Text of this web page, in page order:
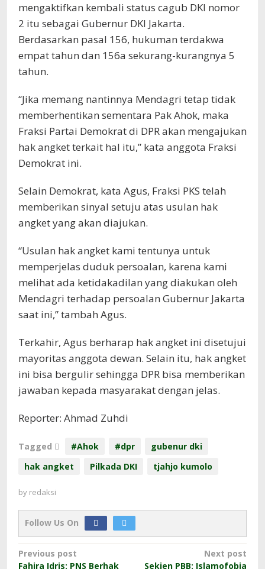
mengaktifkan kembali status cagub DKI nomor
2 itu sebagai Gubernur DKI Jakarta.
Berdasarkan pasal 156, hukuman terdakwa
empat tahun dan 156a sekurang-kurangnya 5
tahun.
“Jika memang nantinnya Mendagri tetap tidak
memberhentikan sementara Pak Ahok, maka
Fraksi Partai Demokrat di DPR akan mengajukan
hak angket terkait hal itu,” kata anggota Fraksi
Demokrat ini.
Selain Demokrat, kata Agus, Fraksi PKS telah
memberikan sinyal setuju atas usulan hak
angket yang akan diajukan.
“Usulan hak angket kami tentunya untuk
memperjelas duduk persoalan, karena kami
melihat ada ketidakadilan yang diakukan oleh
Mendagri terhadap persoalan Gubernur Jakarta
saat ini,” tambah Agus.
Terkahir, Agus berharap hak angket ini disetujui
mayoritas anggota dewan. Selain itu, hak angket
ini bisa bergulir sehingga DPR bisa memberikan
jawaban kepada masyarakat dengan jelas.
Reporter: Ahmad Zuhdi
Tagged #Ahok #dpr
gubenur dki
hak angket
Pilkada DKI tjahjo kumolo
by redaksi
Follow Us On
Post
Previous post
Fahira Idris: PNS Berhak
Next post
Sekjen PBB: Islamofobia